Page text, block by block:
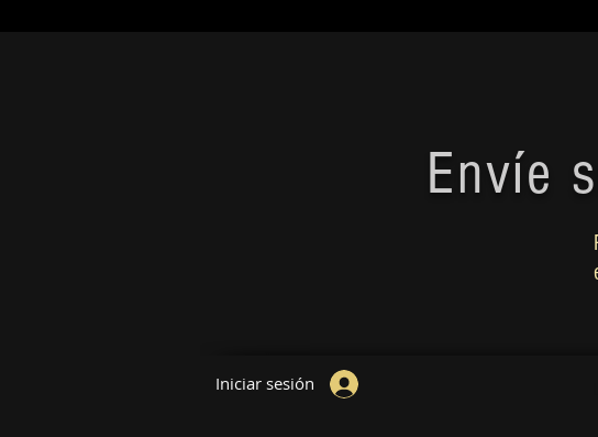
Envíe
Iniciar sesión